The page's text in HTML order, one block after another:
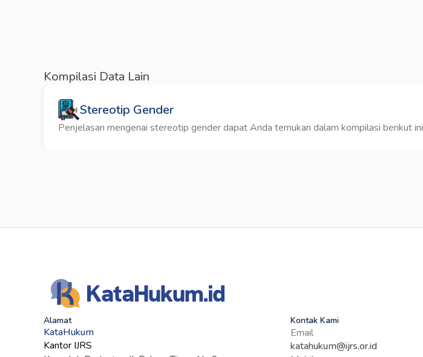
Kompilasi Data Lain
Stereotip Gender
Penjelasan mengenai stereotip gender dapat Anda temukan dalam kompilasi berikut ini
Alamat
KataHukum
Kantor IJRS
Kontak Kami
Email
katahukum@ijrs.or.id